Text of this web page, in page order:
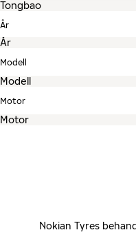
År
Modell
Motor
Nokian Tyres